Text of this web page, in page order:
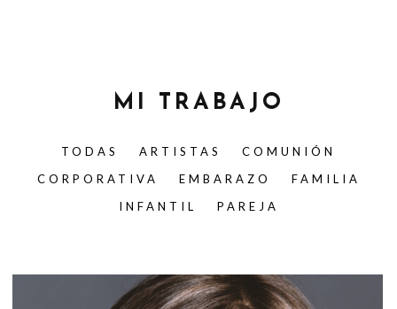
MI TRABAJO
TODAS ARTISTAS
COMUNIÓN
CORPORATIVA
EMBARAZO
FAMILIA
INFANTIL
PAREJA